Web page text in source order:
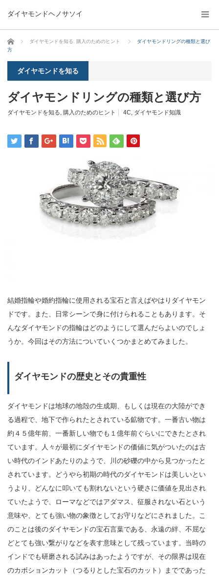
ダイヤモンドヘノサソイ
ホーム ダイヤモンドを知る 購入のためのヒント
ダイヤモンドリングの種類と選び
方
ダイヤモンドを知る
ダイヤモンドリングの種類と選び方
ダイヤモンドを知る, 購入のためのヒント 4C, ダイヤモンド知識
結婚指輪や婚約指輪に使用される宝石と言えばやはりダイヤモン
ドです。また、日常シーンで身に付けられることもあります。そ
んなダイヤモンドの指輪はどのようにして選んだらよいのでしょ
うか。今回はその方法についていくつかまとめてみました。
ダイヤモンドの歴史とその貴重性
ダイヤモンドは地球の地殻の生成期、もしくは現在の大陸ができ
る過程で、地下で作られたとされている鉱物です。一番古い物は
約４５億年前、一番新しい物でも１億年前ぐらいにできたとされ
ています。人々が最初にダイヤモンドの価値に気がついたのは古
い時代のインドあたりのようで、川の砂礫の中から見つかったと
されています。どうやら初期の時代のダイヤモンドは美しいとい
うより、どんなに叩いても割れないという硬さに価値を見出され
ていたようで、ローマなどではアダマス、征服されない石という
意味や、とても強い物の象徴としてお守りなどにされました。こ
のことは後のダイヤモンドの宝石言葉である、永遠の絆、不屈な
どとても強い繋がりなどを表す意味として残っています。当時の
インドでも研磨される試みはあったようですが、その限界は現在
のカボションカット（つるりとした宝石のカット）までであった